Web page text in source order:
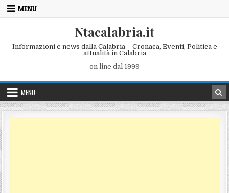
Skip to content
MENU
Ntacalabria.it
Informazioni e news dalla Calabria – Cronaca, Eventi, Politica e
attualità in Calabria
on line dal 1999
MENU